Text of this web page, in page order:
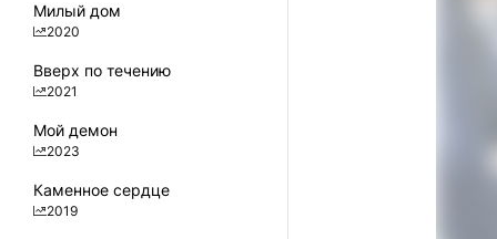
Милый дом
2020
Вверх по течению
2021
Мой демон
2023
Каменное сердце
2019